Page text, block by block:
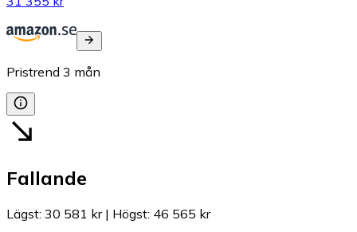
Pristrend 3 mån
Fallande
Lägst: 30 581 kr| Högst: 46 565 kr